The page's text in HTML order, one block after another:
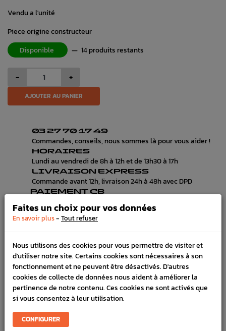
Vendu a l'unité
Piece origine constructeur
Disponible
— 14 produits restants
- +
AJOUTER AU PANIER
03 27 70 17 49
Commandes, conseils, nous sommes là pour vous aider !
HORAIRES
Lundi au vendredi de 8h à 12h et de 13h30 à 17h
LIVRAISON EXPRESS
Commande avant 12h, livraison 24h à 48h avec DPD
PAIEMENT CB
100% sécurisé, payez en 3x, 4x ou 10x avec frais votre
commande
DÉTAILS DU PRODUIT
LIVRAISON
VÉHICULES COMPATIBLE
SCHÉMA CONSTRUCTEUR
Faites un choix pour vos données
En savoir plus- Tout refuser
Nous utilisons des cookies pour vous permettre de visiter et
d'utiliser notre site. Certains cookies sont nécessaires à son
fonctionnement et ne peuvent être désactivés. D'autres
cookies de collecte de données nous aident à améliorer la
pertinence de notre contenu. Ces cookies ne sont activés que
si vous consentez à leur utilisation.
CONFIGURER